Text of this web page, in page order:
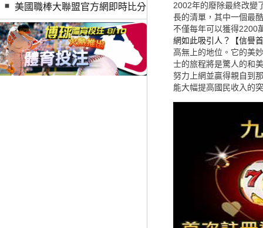
美國職棒大聯盟官方網即時比分
2002年的廢除最終改變
長的清單，其中一個最
不僅每年可以獲得2200
網如此吸引人？【信譽
高無上的地位。它的美
士的旅程將是驚人的和
努力上網並贏得親自到
能大幅提高國民收入的